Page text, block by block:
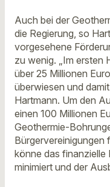
Auch bei der
die Regierung, so
vorgesehene
zu wenig. „Im ersten
über 25 Millionen
überwiesen und
Hartmann. Um den
einen 100 Millionen
Geothermie-
Bürgervereinigungen
könne das finanzielle
minimiert und der